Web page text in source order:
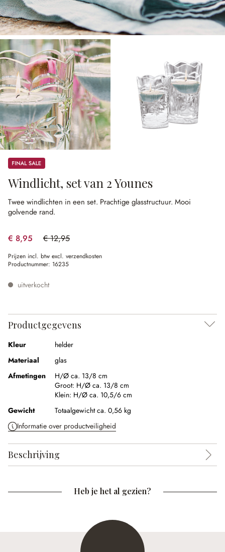
Sale
Windlicht, set van 2 Younes
Twee windlichten in een set. Prachtige glasstructuur. Mooi
golvende rand.
€ 8,95 € 12,95
(30.89% gespart)
Prijzen incl. btw excl. verzendkosten
Productnummer: 16235
uitverkocht
Productgegevens
Kleur
helder
Materiaal
glas
Afmetingen
H/Ø ca. 13/8 cm
Groot: H/Ø ca. 13/8 cm
Klein: H/Ø ca. 10,5/6 cm
Gewicht
Totaalgewicht ca. 0,56 kg
Informatie over productveiligheid
Beschrijving
Heb je het al gezien?